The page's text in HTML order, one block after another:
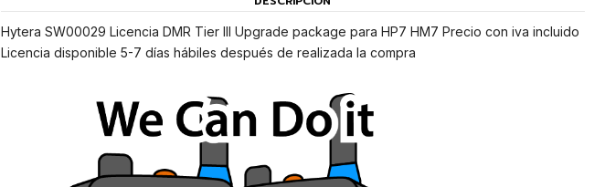
Hytera SW00029 Licencia DMR Tier III Upgrade package para HP7 HM7 Precio con iva incluido
Licencia disponible 5-7 días hábiles después de realizada la compra